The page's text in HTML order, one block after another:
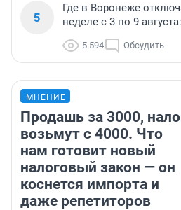
5
Где в Воронеже
неделе с 3 по 9
5 594 Обсудить
МНЕНИЕ
Продашь за 3000,
возьмут с 4000. Что
нам готовит новый
налоговый закон — он
коснется импорта и
даже репетиторов